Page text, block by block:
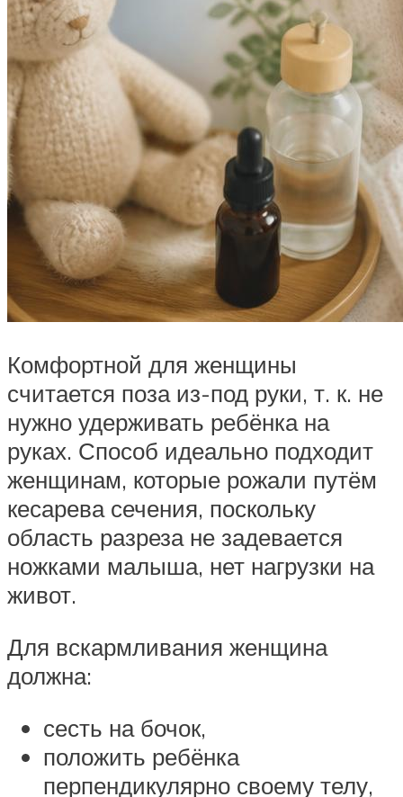
Комфортной для женщины
считается поза из-под руки, т. к. не
нужно удерживать ребёнка на
руках. Способ идеально подходит
женщинам, которые рожали путём
кесарева сечения, поскольку
область разреза не задевается
ножками малыша, нет нагрузки на
живот.
Для вскармливания женщина
должна:
сесть на бочок,
положить ребёнка
перпендикулярно своему телу,